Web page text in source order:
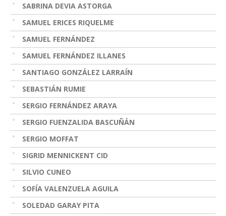
SABRINA DEVIA ASTORGA
SAMUEL ERICES RIQUELME
SAMUEL FERNÁNDEZ
SAMUEL FERNÁNDEZ ILLANES
SANTIAGO GONZÁLEZ LARRAÍN
SEBASTIÁN RUMIE
SERGIO FERNÁNDEZ ARAYA
SERGIO FUENZALIDA BASCUÑÁN
SERGIO MOFFAT
SIGRID MENNICKENT CID
SILVIO CUNEO
SOFÍA VALENZUELA AGUILA
SOLEDAD GARAY PITA